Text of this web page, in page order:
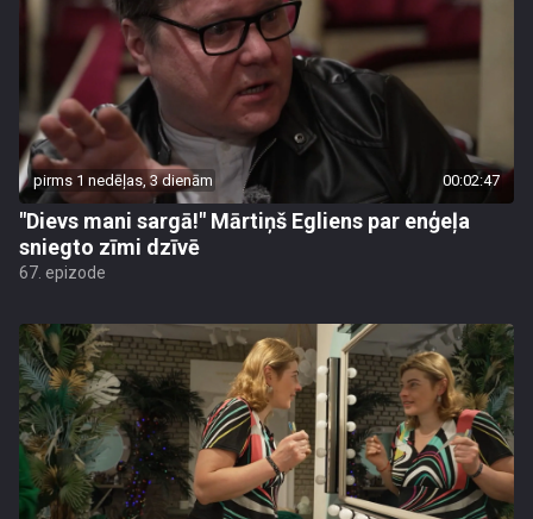
pirms 1 nedēļas, 3 dienām 00:02:47
"Dievs mani sargā!" Mārtiņš Egliens par enģeļa
sniegto zīmi dzīvē
67. epizode